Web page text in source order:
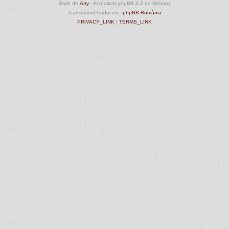
Style de Arty- Actualizat phpBB 3.2 de MrGaby
Translation/Traducere: phpBB România
PRIVACY_LINK | TERMS_LINK